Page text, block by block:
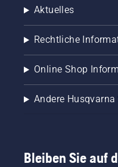
Aktuelles
Rechtliche
Online Shop
Andere Husqvarna
Bleiben Sie auf